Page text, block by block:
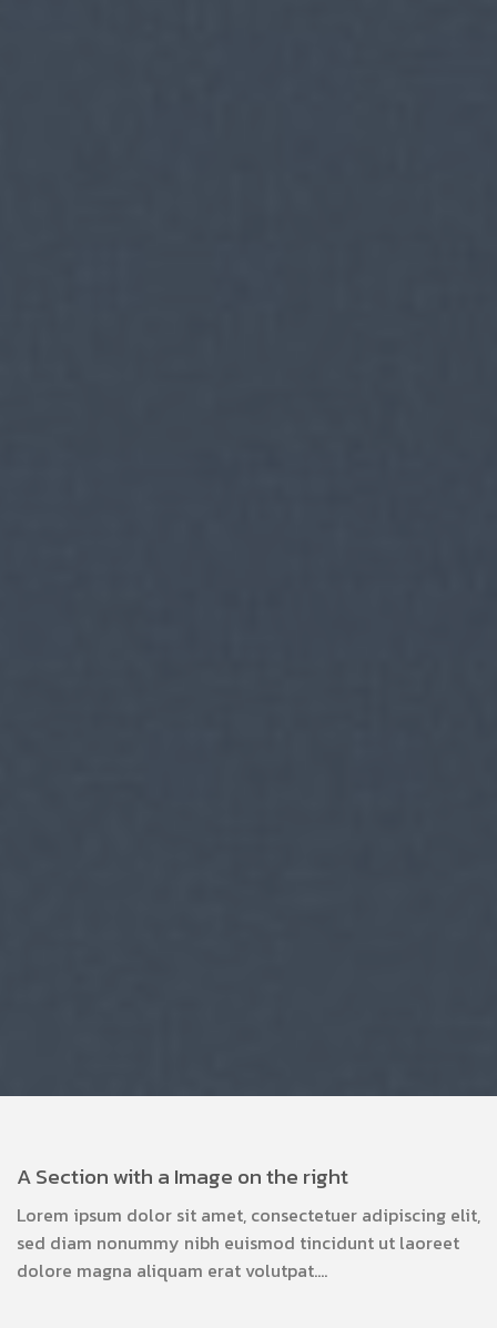
A Section with a Image on the right
Lorem ipsum dolor sit amet, consectetuer adipiscing elit,
sed diam nonummy nibh euismod tincidunt ut laoreet
dolore magna aliquam erat volutpat….